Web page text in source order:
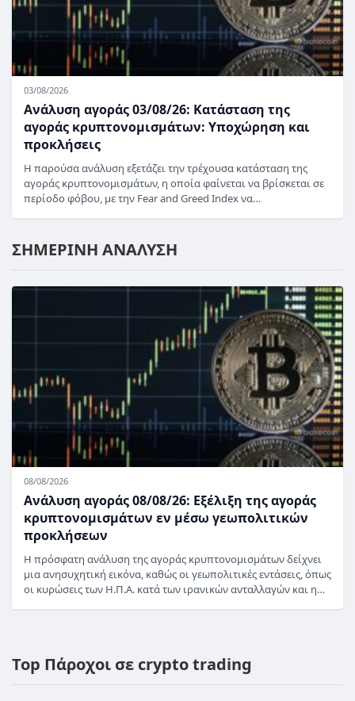
03/08/2026
Ανάλυση αγοράς 03/08/26: Κατάσταση της
αγοράς κρυπτονομισμάτων: Υποχώρηση και
προκλήσεις
Η παρούσα ανάλυση εξετάζει την τρέχουσα κατάσταση της
αγοράς κρυπτονομισμάτων, η οποία φαίνεται να βρίσκεται σε
περίοδο φόβου, με την Fear and Greed Index να…
ΣΗΜΕΡΙΝΗ ΑΝΑΛΥΣΗ
08/08/2026
Ανάλυση αγοράς 08/08/26: Εξέλιξη της αγοράς
κρυπτονομισμάτων εν μέσω γεωπολιτικών
προκλήσεων
Η πρόσφατη ανάλυση της αγοράς κρυπτονομισμάτων δείχνει
μια ανησυχητική εικόνα, καθώς οι γεωπολιτικές εντάσεις, όπως
οι κυρώσεις των Η.Π.Α. κατά των ιρανικών ανταλλαγών και η…
Top Πάροχοι σε crypto trading